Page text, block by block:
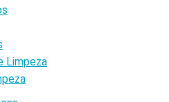
Limpeza